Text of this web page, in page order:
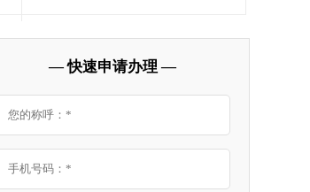
— 快速申请办理 —